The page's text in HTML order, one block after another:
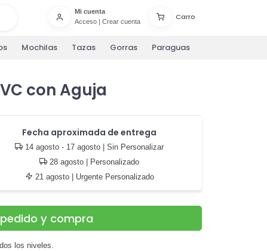
Mi cuenta
Acceso| Crear cuenta
Carro
Mochilas Tazas Gorras Paraguas
con Aguja
Fecha aproximada de entrega
14 agosto - 17 agosto | Sin Personalizar
28 agosto | Personalizado
21 agosto| Urgente Personalizado
y compra
los niveles.